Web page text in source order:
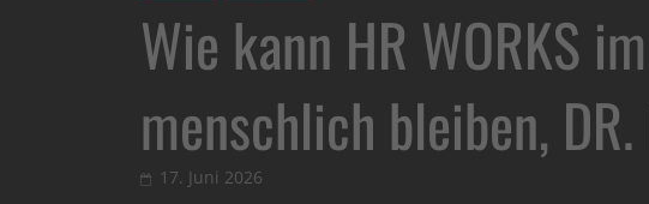
Wie kann HR WORKS
menschlich bleiben, DR.
17. Juni 2026